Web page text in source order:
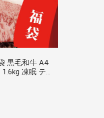
黒毛和牛 A4
凍眠 テク
スマス ギフト
まる